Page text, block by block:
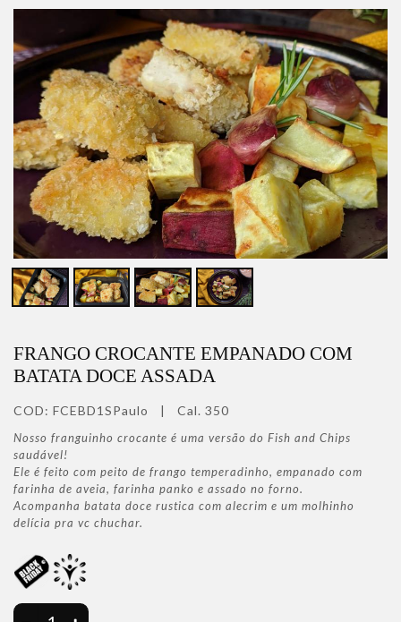
FRANGO CROCANTE EMPANADO COM
BATATA DOCE ASSADA
COD: FCEBD1SPaulo | Cal. 350
Nosso franguinho crocante é uma versão do Fish and Chips
saudável!
Ele é feito com peito de frango temperadinho, empanado com
farinha de aveia, farinha panko e assado no forno.
Acompanha batata doce rustica com alecrim e um molhinho
delícia pra vc chuchar.